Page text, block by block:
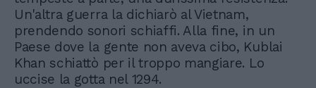
Un'altra guerra la dichiarò al Vietnam,
prendendo sonori schiaffi. Alla fine, in un
Paese dove la gente non aveva cibo, Kublai
Khan schiattò per il troppo mangiare. Lo
uccise la gotta nel 1294.